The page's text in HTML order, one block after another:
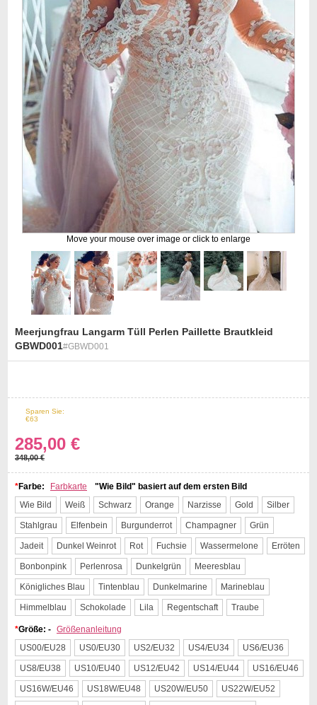
Meerjungfrau Langarm Tüll Perlen Paillette Brautkleid
GBWD001#GBWD001
285,00 €
348,00 €
Sparen Sie:
€63
*Farbe: Farbkarte
"Wie Bild" basiert auf dem ersten Bild
Wie Bild
Weiß Schwarz Orange Narzisse Gold Silber
Stahlgrau Elfenbein Burgunderrot Champagner Grün
Jadeit Dunkel Weinrot Rot Fuchsie Wassermelone Erröten
Bonbonpink Perlenrosa Dunkelgrün Meeresblau
Königliches Blau Tintenblau Dunkelmarine Marineblau
Himmelblau Schokolade Lila Regentschaft Traube
*Größe: - Größenanleitung
US00/EU28
US0/EU30 US2/EU32 US4/EU34 US6/EU36
US8/EU38 US10/EU40 US12/EU42 US14/EU44 US16/EU46
US16W/EU46 US18W/EU48 US20W/EU50 US22W/EU52
Move your mouse over image or click to enlarge